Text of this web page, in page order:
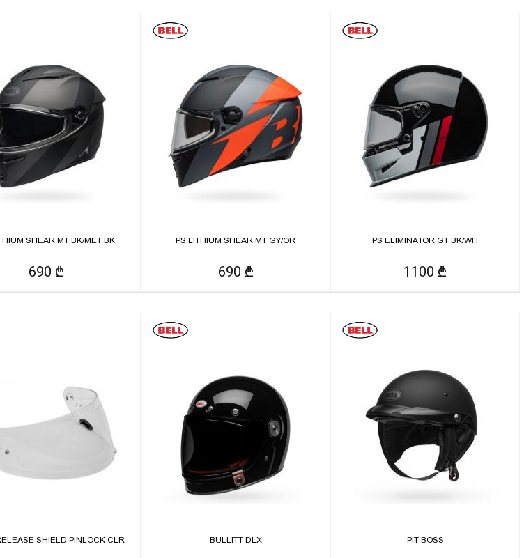
SHEAR MT BK/MET BK
690 ₾
PS LITHIUM SHEAR MT GY/OR
690 ₾
PS ELIMINATOR GT BK/WH
1100 ₾
SHIELD PINLOCK CLR BULLITT DLX PIT BOSS